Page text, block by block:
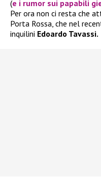
(e i rumor sui papabili
Per ora non ci resta che
Porta Rossa, che nel
inquilini Edoardo Tavassi.